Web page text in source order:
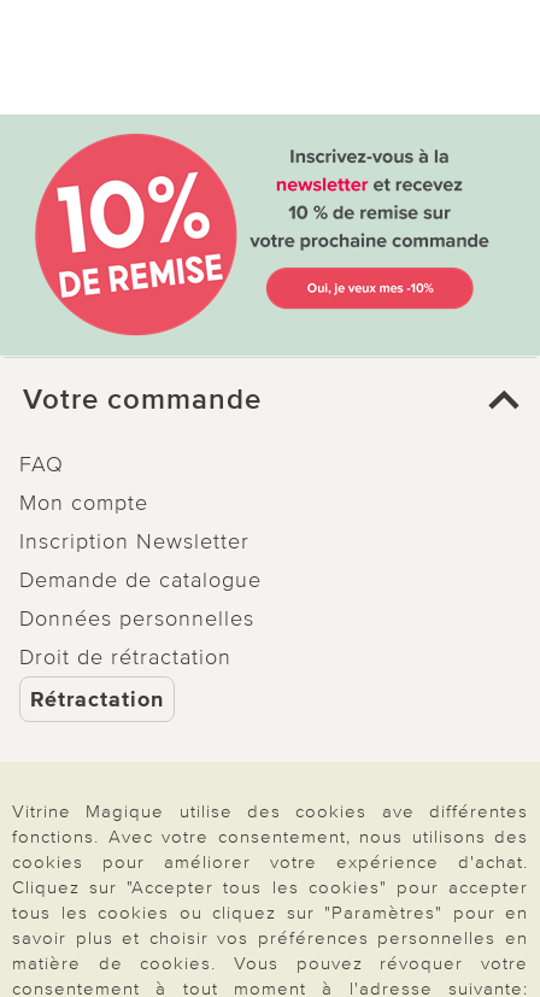
Votre commande
FAQ
Mon compte
Inscription Newsletter
Demande de catalogue
Données personnelles
Droit de rétractation
Rétractation
Paiement & Livraison
À propos de nous
Vitrine Magique utilise des cookies ave différentes
fonctions. Avec votre consentement, nous utilisons des
cookies pour améliorer votre expérience d'achat.
Cliquez sur "Accepter tous les cookies" pour accepter
tous les cookies ou cliquez sur "Paramètres" pour en
savoir plus et choisir vos préférences personnelles en
matière de cookies. Vous pouvez révoquer votre
consentement à tout moment à l'adresse suivante: